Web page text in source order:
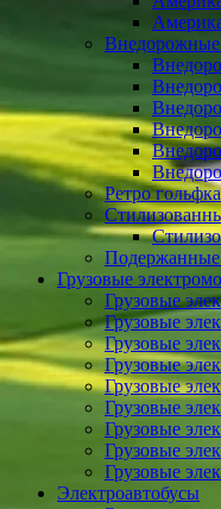
Ретро
Грузовые
Грузовые
Грузовые
Грузовые
Грузовые
Грузовые
Грузовые
Грузовые
Грузовые
Грузовые
Электроавтобусы